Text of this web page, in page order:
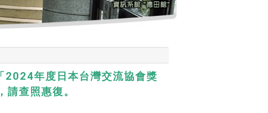
2024年度日本台灣交流協會獎
查照惠復。